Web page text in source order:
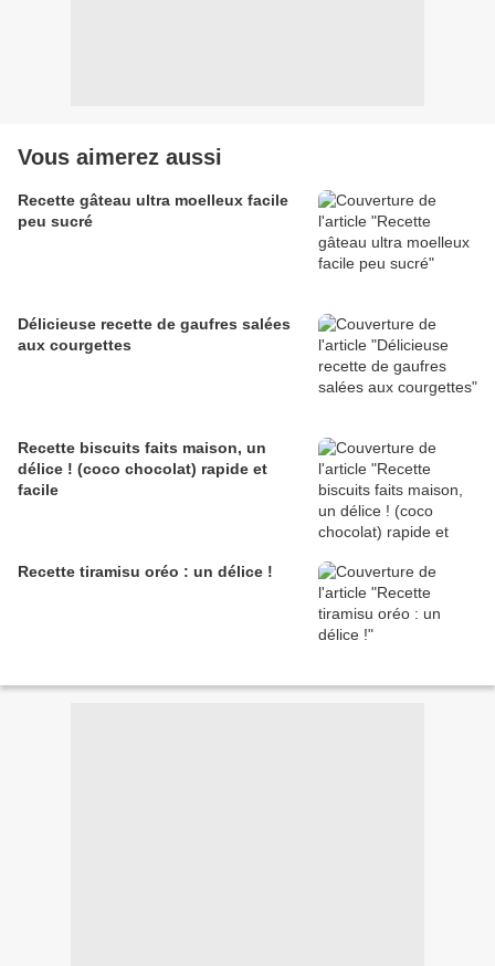
Vous aimerez aussi
Recette gâteau ultra moelleux facile
peu sucré
Délicieuse recette de gaufres salées
aux courgettes
Recette biscuits faits maison, un
délice ! (coco chocolat) rapide et
facile
Recette tiramisu oréo : un délice !